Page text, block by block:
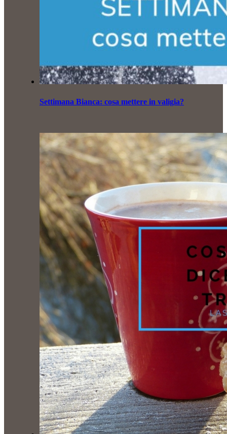
Settimana Bianca: cosa mettere in valigia?